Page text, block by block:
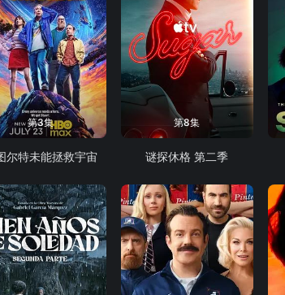
第3集
尔特未能拯救宇宙
第8集
谜探休格 第二季